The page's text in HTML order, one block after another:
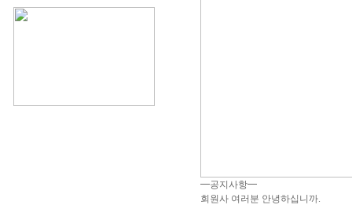
━공지사항━
회원사 여러분 안녕하십니까.